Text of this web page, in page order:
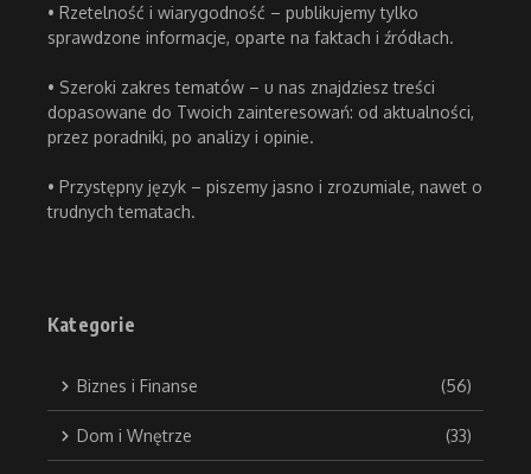
• Rzetelność i wiarygodność – publikujemy tylko
sprawdzone informacje, oparte na faktach i źródłach.
• Szeroki zakres tematów – u nas znajdziesz treści
dopasowane do Twoich zainteresowań: od aktualności,
przez poradniki, po analizy i opinie.
• Przystępny język – piszemy jasno i zrozumiale, nawet o
trudnych tematach.
Kategorie
Biznes i Finanse (56)
Dom i Wnętrze (33)